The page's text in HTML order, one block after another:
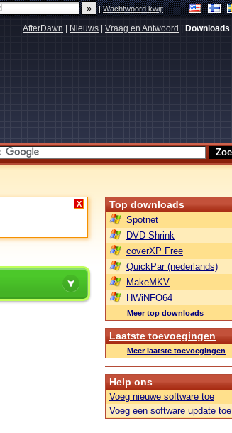
|Wachtwoord kwijt
AfterDawn Nieuws Vraag en Antwoord Downloads
X Top downloads
Spotnet
DVD Shrink
coverXP Free
QuickPar (nederlands)
MakeMKV
HWiNFO64
Meer top downloads
Laatste toevoegingen
Meer laatste toevoegingen
Help ons
Voeg nieuwe software toe
Voeg een software update toe